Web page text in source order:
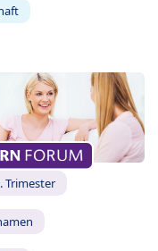
Trimester